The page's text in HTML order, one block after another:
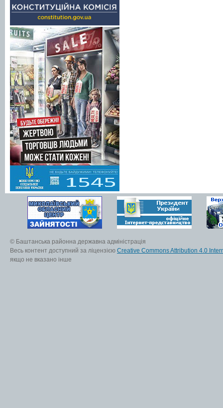
© Баштанська районна державна адміністрація
Весь контент доступний за ліцензією Creative Commons Attribution 4.0
якщо не вказано інше